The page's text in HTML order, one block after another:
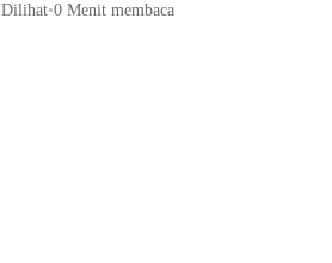
Dilihat•0 Menit membaca